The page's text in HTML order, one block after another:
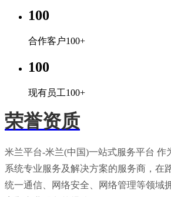
100
合作客户100+
100
现有员工100+
荣誉资质
米兰平台-米兰(中国)一站式服务平台 作
系统专业服务及解决方案的服务商，在
统一通信、网络安全、网络管理等领域